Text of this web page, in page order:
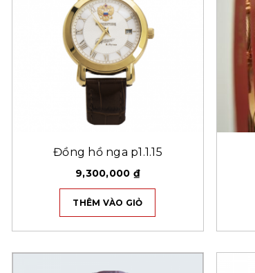
Đồng hồ nga p1.1.15
9,300,000 ₫
THÊM VÀO GIỎ